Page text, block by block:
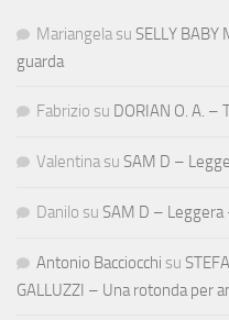
Mariangela su SELLY BABY
guarda
Fabrizio su DORIAN O. A. –
Valentina su SAM D –
Danilo su SAM D – Leggera
Antonio Bacciocchi su
GALLUZZI – Una rotonda per